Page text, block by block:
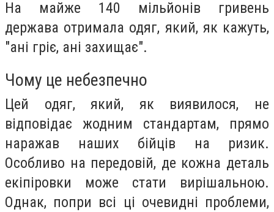
На майже 140 мільйонів гривень
держава отримала одяг, який, як кажуть,
"ані гріє, ані захищає".
Чому це небезпечно
Цей одяг, який, як виявилося, не
відповідає жодним стандартам, прямо
наражав наших бійців на ризик.
Особливо на передовій, де кожна деталь
екіпіровки може стати вирішальною.
Однак, попри всі ці очевидні проблеми,